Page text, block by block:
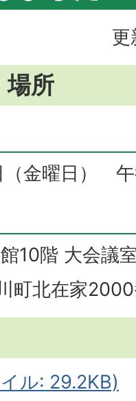
更
場所
金曜日）
10階 大会議
町北在家
ル: 29.2KB)